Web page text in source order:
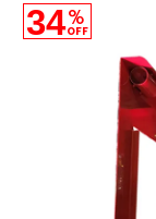
34%
OFF